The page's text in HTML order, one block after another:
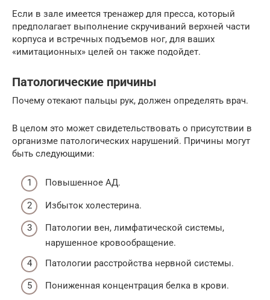
Если в зале имеется тренажер для пресса, который
предполагает выполнение скручиваний верхней части
корпуса и встречных подъемов ног, для ваших
«имитационных» целей он также подойдет.
Патологические причины
Почему отекают пальцы рук, должен определять врач.
В целом это может свидетельствовать о присутствии в
организме патологических нарушений. Причины могут
быть следующими:
Повышенное АД.
Избыток холестерина.
Патологии вен, лимфатической системы,
нарушенное кровообращение.
Патологии расстройства нервной системы.
Пониженная концентрация белка в крови.